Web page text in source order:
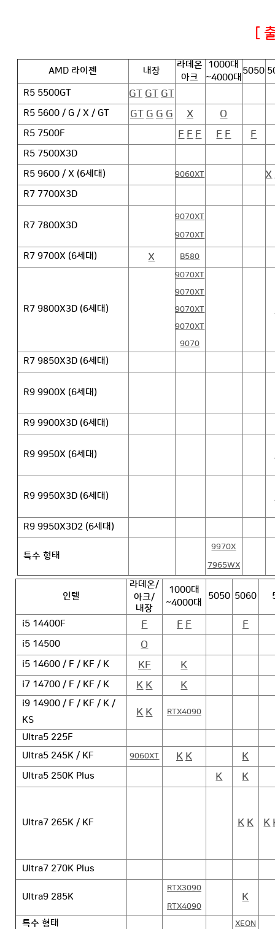
[
AMD 라이젠 내장
라데온
아크
1000대
~4000대
5050
R5 5500GT GT GT GT
R5 5600 / G / X / GT GT G G G X O
R5 7500F F F F F F F
R5 7500X3D
R5 9600 / X (6세대) 9060XT X
R7 7700X3D
R7 7800X3D
9070XT
9070XT
R7 9700X (6세대) X B580
R7 9800X3D (6세대)
9070XT
9070XT
9070XT
9070XT
9070
R7 9850X3D (6세대)
R9 9900X (6세대)
R9 9900X3D (6세대)
R9 9950X (6세대)
R9 9950X3D (6세대)
R9 9950X3D2 (6세대)
특수 형태
9970X
7965WX
인텔
라데온/
아크/
내장
1000대
~4000대
5050 5060
i5 14400F F F F F
i5 14500 O
i5 14600 / F / KF / K KF K
i7 14700 / F / KF / K K K K
i9 14900 / F / KF / K /
KS
K K RTX4090
Ultra5 225F
Ultra5 245K / KF
9060XT K K K
Ultra5 250K Plus K K
Ultra7 265K / KF K K K
Ultra7 270K Plus
Ultra9 285K
RTX3090
RTX4090
K
특수 형태 XEON